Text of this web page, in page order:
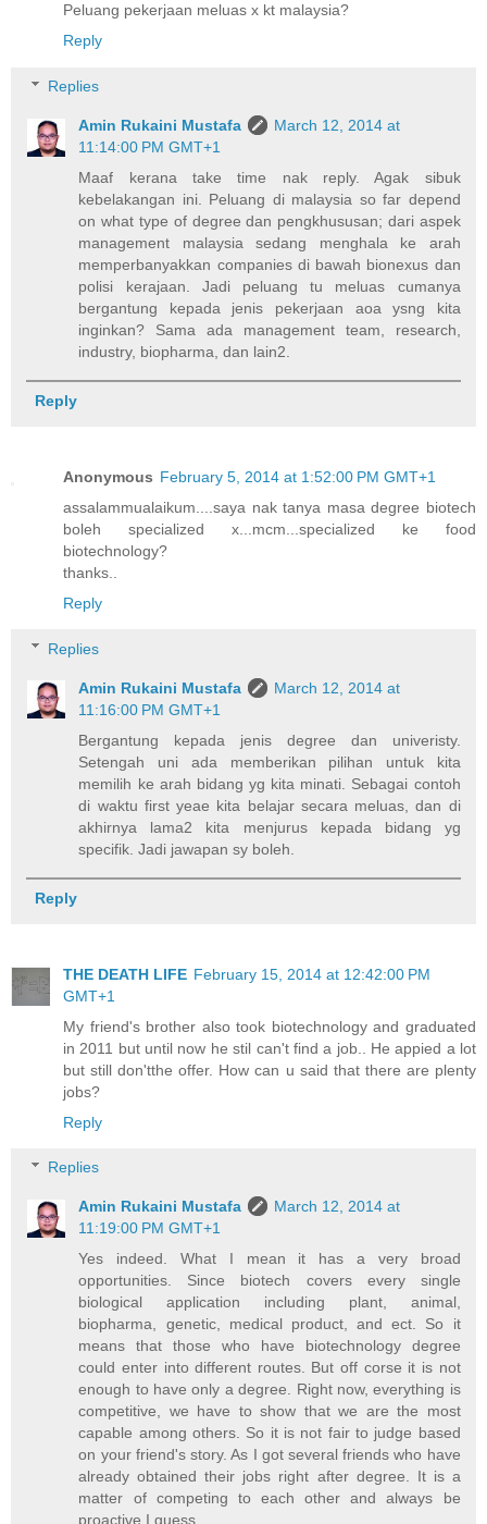
Peluang pekerjaan meluas x kt malaysia?
Reply
Replies
Amin Rukaini Mustafa
March 12, 2014 at
11:14:00 PM GMT+1
Maaf kerana take time nak reply. Agak sibuk
kebelakangan ini. Peluang di malaysia so far depend
on what type of degree dan pengkhususan; dari aspek
management malaysia sedang menghala ke arah
memperbanyakkan companies di bawah bionexus dan
polisi kerajaan. Jadi peluang tu meluas cumanya
bergantung kepada jenis pekerjaan aoa ysng kita
inginkan? Sama ada management team, research,
industry, biopharma, dan lain2.
Reply
Anonymous February 5, 2014 at 1:52:00 PM GMT+1
assalammualaikum....saya nak tanya masa degree biotech
boleh specialized x...mcm...specialized ke food
biotechnology?
thanks..
Reply
Replies
Amin Rukaini Mustafa
March 12, 2014 at
11:16:00 PM GMT+1
Bergantung kepada jenis degree dan univeristy.
Setengah uni ada memberikan pilihan untuk kita
memilih ke arah bidang yg kita minati. Sebagai contoh
di waktu first yeae kita belajar secara meluas, dan di
akhirnya lama2 kita menjurus kepada bidang yg
specifik. Jadi jawapan sy boleh.
Reply
THE DEATH LIFE February 15, 2014 at 12:42:00 PM
GMT+1
My friend's brother also took biotechnology and graduated
in 2011 but until now he stil can't find a job.. He appied a lot
but still don'tthe offer. How can u said that there are plenty
jobs?
Reply
Replies
Amin Rukaini Mustafa
March 12, 2014 at
11:19:00 PM GMT+1
Yes indeed. What I mean it has a very broad
opportunities. Since biotech covers every single
biological application including plant, animal,
biopharma, genetic, medical product, and ect. So it
means that those who have biotechnology degree
could enter into different routes. But off corse it is not
enough to have only a degree. Right now, everything is
competitive, we have to show that we are the most
capable among others. So it is not fair to judge based
on your friend's story. As I got several friends who have
already obtained their jobs right after degree. It is a
matter of competing to each other and always be
proactive I guess.